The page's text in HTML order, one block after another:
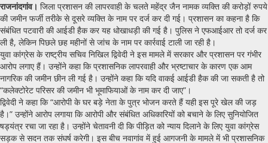
राजनांदगांव। जिला प्रशासन की लापरवाही के चलते महेंद्र जैन नामक व्यक्ति की करोड़ों रुपये
की जमीन फर्जी तरीके से दूसरे व्यक्ति के नाम पर दर्ज कर दी गई। प्रशासन का कहना है कि
संबंधित पटवारी की आईडी हैक कर यह धोखाधड़ी की गई है। पुलिस ने एफआईआर तो दर्ज कर
ली है, लेकिन पिछले छह महीनों से जांच के नाम पर कार्रवाई टाली जा रही है।
युवा कांग्रेस के राष्ट्रीय सचिव निखिल द्विवेदी ने इस मामले में सरकार और प्रशासन पर गंभीर
आरोप लगाए हैं। उन्होंने कहा कि प्रशासनिक लापरवाही और भ्रष्टाचार के कारण एक आम
नागरिक की जमीन छीन ली गई है। उन्होंने कहा कि यदि वाकई आईडी हैक की जा सकती है तो
“कलेक्टोरेट परिसर की जमीन भी भूमाफियाओं के नाम कर दी जाए”।
द्विवेदी ने कहा कि “आरोपी के घर बड़े नेता के पुत्र भोजन करते हैं यही इस पूरे खेल की जड़
है।” उन्होंने आरोप लगाया कि आरोपी और संबंधित अधिकारियों को बचाने के लिए सुनियोजित
षड्यंत्र रचा जा रहा है। उन्होंने चेतावनी दी कि पीड़ित को न्याय दिलाने के लिए युवा कांग्रेस
सड़क से सदन तक संघर्ष करेगी। इस बीच नवागांव में हुई आगजनी के मामले में भी प्रशासनिक